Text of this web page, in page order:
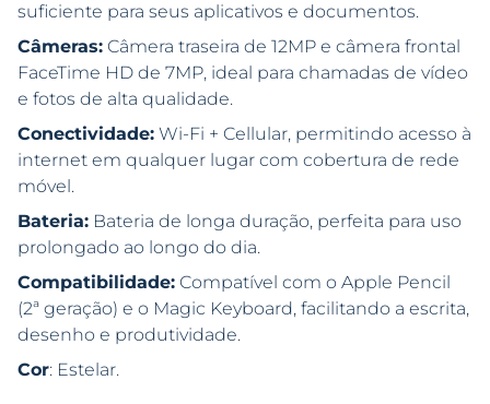
suficiente para seus aplicativos e documentos.
Câmeras: Câmera traseira de 12MP e câmera frontal
FaceTime HD de 7MP, ideal para chamadas de vídeo
e fotos de alta qualidade.
Conectividade: Wi-Fi + Cellular, permitindo acesso à
internet em qualquer lugar com cobertura de rede
móvel.
Bateria: Bateria de longa duração, perfeita para uso
prolongado ao longo do dia.
Compatibilidade: Compatível com o Apple Pencil
(2ª geração) e o Magic Keyboard, facilitando a escrita,
desenho e produtividade.
Cor: Estelar.